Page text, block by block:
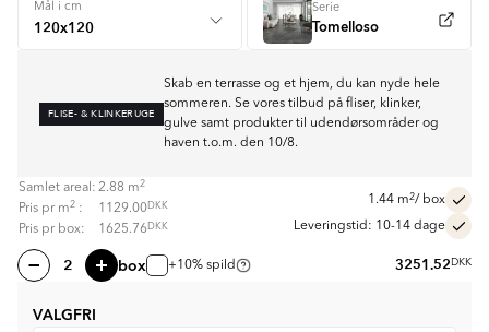
Mål i cm Serie
Tomelloso
FLISE- & KLINKERUGE
Skab en terrasse og et hjem, du kan nyde hele
sommeren. Se vores tilbud på fliser, klinker,
gulve samt produkter til udendørsområder og
haven t.o.m. den 10/8.
Samlet areal: 2.88 m 2
Pris pr m 2 : 1129.00DKK
Pris pr box: 1625.76DKK
1.44 m2/ box
Leveringstid: 10-14 dage
box +10% spild 3251.52 DKK
VALGFRI